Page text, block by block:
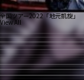
全国ツアー2022「地元凱旋」
View All